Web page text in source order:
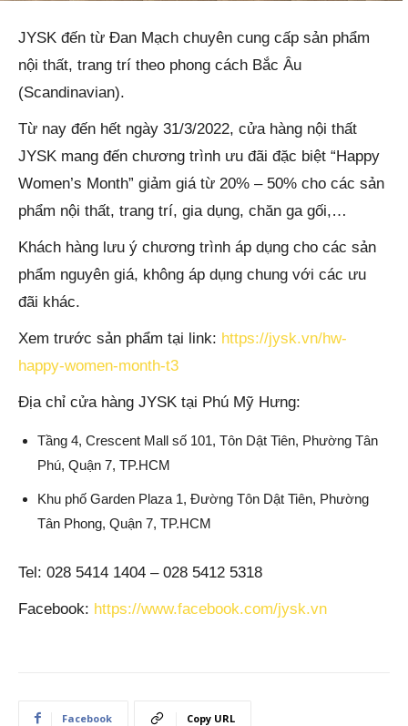
JYSK đến từ Đan Mạch chuyên cung cấp sản phẩm
nội thất, trang trí theo phong cách Bắc Âu
(Scandinavian).
Từ nay đến hết ngày 31/3/2022, cửa hàng nội thất
JYSK mang đến chương trình ưu đãi đặc biệt “Happy
Women’s Month” giảm giá từ 20% – 50% cho các sản
phẩm nội thất, trang trí, gia dụng, chăn ga gối,…
Khách hàng lưu ý chương trình áp dụng cho các sản
phẩm nguyên giá, không áp dụng chung với các ưu
đãi khác.
Xem trước sản phẩm tại link: https://jysk.vn/hw-
happy-women-month-t3
Địa chỉ cửa hàng JYSK tại Phú Mỹ Hưng:
Tầng 4, Crescent Mall số 101, Tôn Dật Tiên, Phường Tân
Phú, Quận 7, TP.HCM
Khu phố Garden Plaza 1, Đường Tôn Dật Tiên, Phường
Tân Phong, Quận 7, TP.HCM
Tel: 028 5414 1404 – 028 5412 5318
Facebook: https://www.facebook.com/jysk.vn
Facebook Copy URL